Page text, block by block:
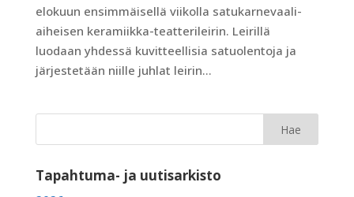
elokuun ensimmäisellä viikolla satukarnevaali-
aiheisen keramiikka-teatterileirin. Leirillä
luodaan yhdessä kuvitteellisia satuolentoja ja
järjestetään niille juhlat leirin...
Tapahtuma- ja uutisarkisto